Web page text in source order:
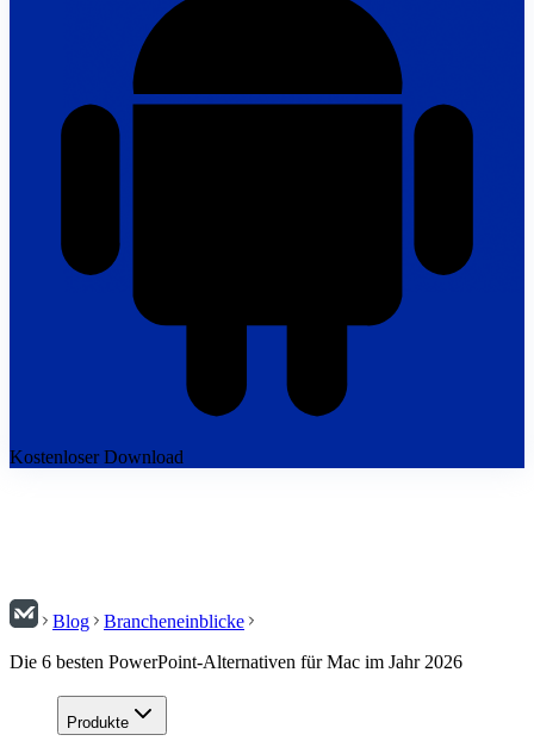
Kostenloser Download
Blog
Brancheneinblicke
Die 6 besten PowerPoint-Alternativen für Mac im Jahr 2026
Produkte